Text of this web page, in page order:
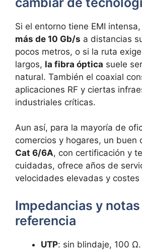
Si el entorno tiene EMI intensa,
más de 10 Gb/s a distancias
pocos metros, o si la ruta
largos, la fibra óptica suele
natural. También el coaxial
aplicaciones RF y ciertas
industriales críticas.
Aun así, para la mayoría de
comercios y hogares, un buen
Cat 6/6A, con certificación y
cuidadas, ofrece años de
velocidades elevadas y
Impedancias y
referencia
UTP: sin blindaje, 100